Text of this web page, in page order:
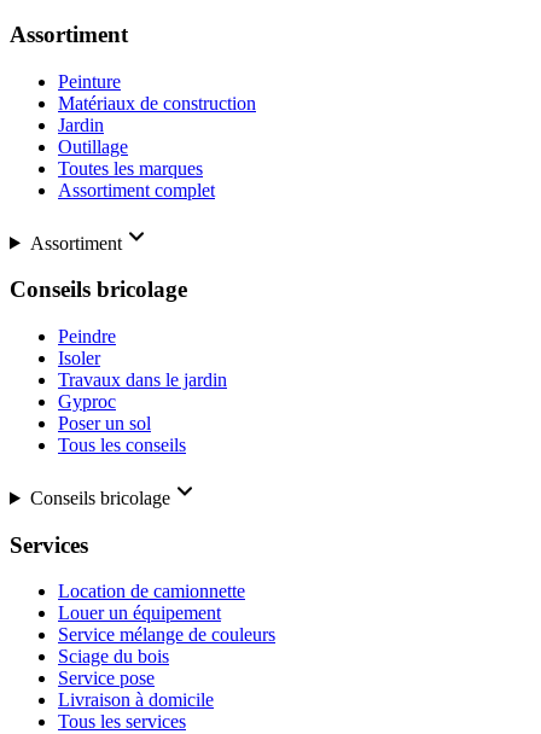
Assortiment
Peinture
Matériaux de construction
Jardin
Outillage
Toutes les marques
Assortiment complet
Assortiment
Conseils bricolage
Peindre
Isoler
Travaux dans le jardin
Gyproc
Poser un sol
Tous les conseils
Conseils bricolage
Services
Location de camionnette
Louer un équipement
Service mélange de couleurs
Sciage du bois
Service pose
Livraison à domicile
Tous les services